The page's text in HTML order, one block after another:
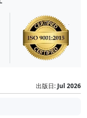
出版日: Jul 2026